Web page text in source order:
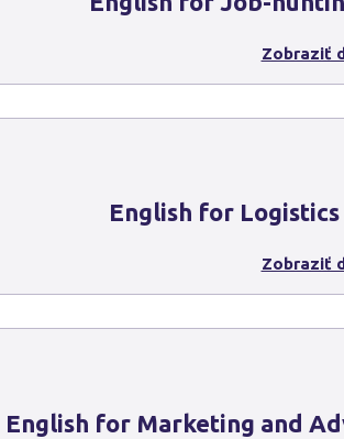
Zobraziť
English for Logistics
Zobraziť
English for Marketing and